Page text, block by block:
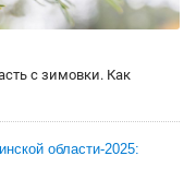
с зимовки. Как
области-2025: